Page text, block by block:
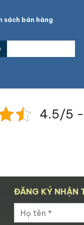
sách bán hàng
4.5/5 -
ĐĂNG KÝ NHẬN